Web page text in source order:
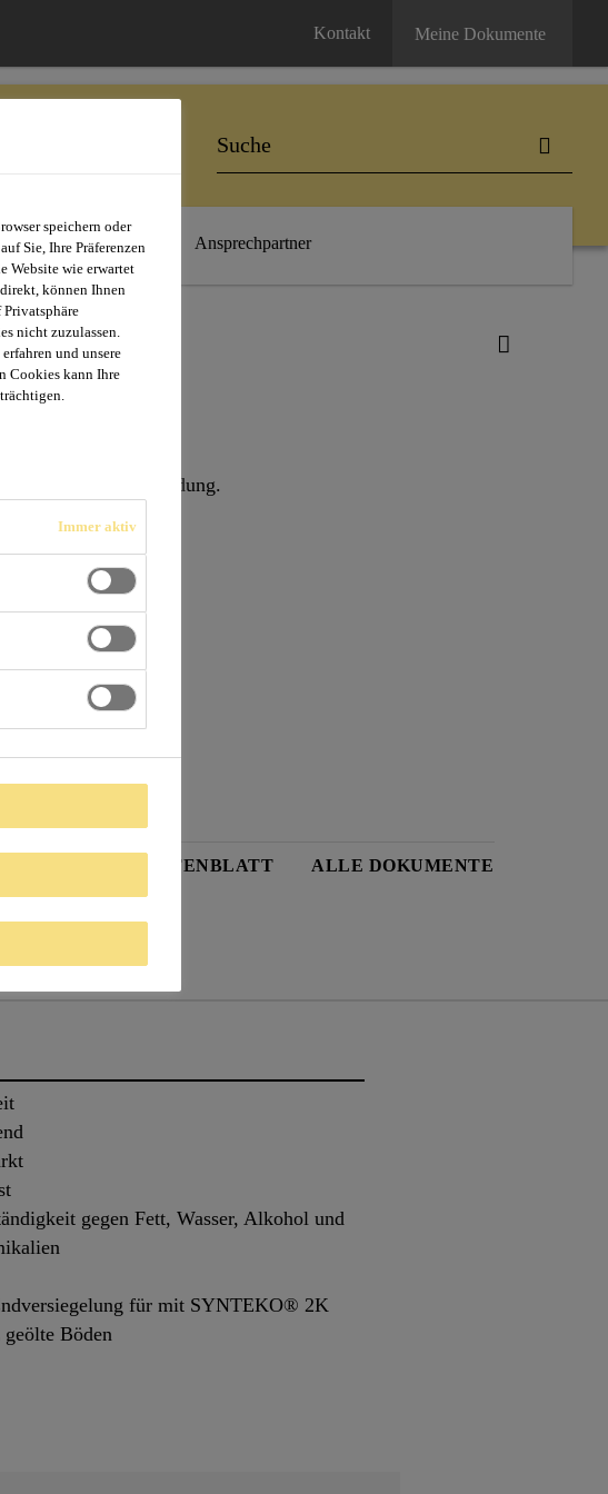
Kontakt Meine Dokumente
News Links Ansprechpartner
Verwendung.
PRODUKTDATENBLATT ALLE DOKUMENTE
gegen Fett, Wasser, Alkohol und
für mit SYNTEKO® 2K
Böden
speichern oder
Sie, Ihre Präferenzen
Website wie erwartet
können Ihnen
nicht zuzulassen.
und unsere
Cookies kann Ihre
Immer aktiv